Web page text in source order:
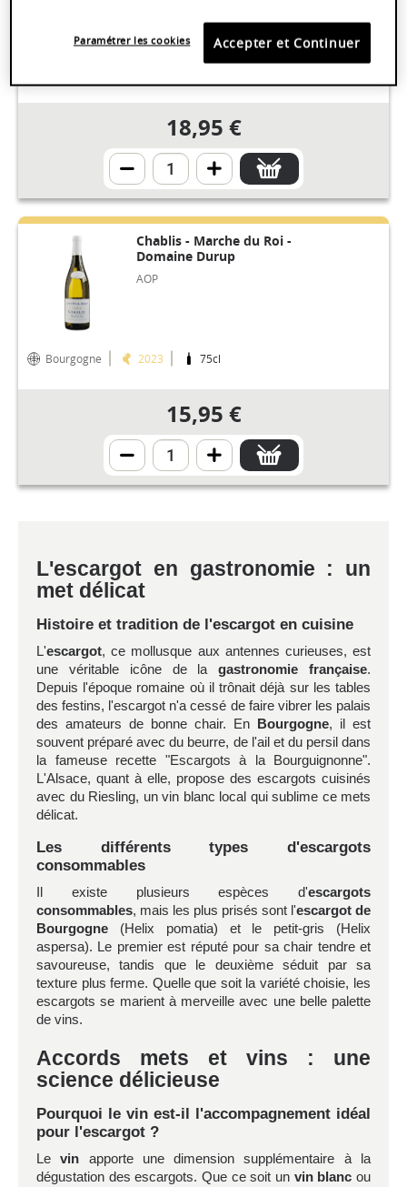
18,95 €
Chablis - Marche du Roi -
Domaine Durup
AOP
Bourgogne 2023 75cl
15,95 €
L'escargot en gastronomie : un
met délicat
Histoire et tradition de l'escargot en cuisine
L'escargot, ce mollusque aux antennes curieuses, est
une véritable icône de lagastronomie française.
Depuis l'époque romaine où il trônait déjà sur les tables
des festins, l'escargot n'a cessé de faire vibrer les palais
des amateurs de bonne chair. En
Bourgogne, il est
souvent préparé avec du beurre, de l'ail et du persil dans
la fameuse recette "Escargots à la Bourguignonne".
L'Alsace, quant à elle, propose des escargots cuisinés
avec du Riesling, un vin blanc local qui sublime ce mets
délicat.
Les différents types d'escargots
consommables
Il existe plusieurs espèces d'escargots
consommables, mais les plus prisés sont l'escargot de
Bourgogne (Helix pomatia) et le petit-gris (Helix
aspersa). Le premier est réputé pour sa chair tendre et
savoureuse, tandis que le deuxième séduit par sa
texture plus ferme. Quelle que soit la variété choisie, les
escargots se marient à merveille avec une belle palette
de vins.
Accords mets et vins : une
science délicieuse
Pourquoi le vin est-il l'accompagnement idéal
pour l'escargot ?
Levin apporte une dimension supplémentaire à la
dégustation des escargots. Que ce soit un vin blanc ou
Accepter et Continuer
Paramétrer les cookies